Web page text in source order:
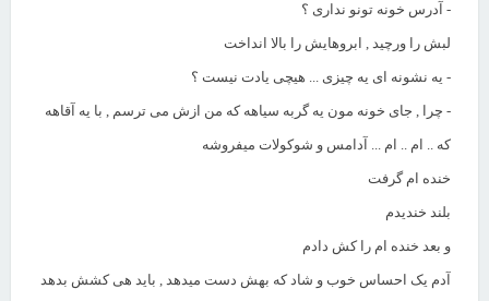
- آدرس خونه تونو نداری ؟
لبش را ورچید , ابروهایش را بالا انداخت
- یه نشونه ای یه چیزی ... هیچی یادت نیست ؟
- چرا , جای خونه مون یه گربه سیاهه که من ازش می ترسم , با یه آقاهه
که .. ام .. ام ... آدامس و شوکولات میفروشه
خنده ام گرفت
بلند خندیدم
و بعد خنده ام را کش دادم
آدم یک احساس خوب و شاد که بهش دست میدهد , باید هی کشش بدهد